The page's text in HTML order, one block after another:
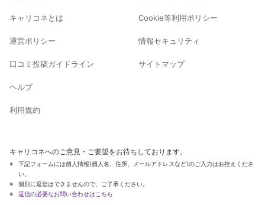
キャリコネとは
運営ポリシー
口コミ投稿ガイドライン
ヘルプ
利用規約
Cookie等利用ポリシー
情報セキュリティ
サイトマップ
キャリコネへのご意見・ご要望をお待ちしております。
下記フォームには個人情報(個人名、住所、メールアドレスなど)のご入力はお控えくださ
い。
個別に返信はできませんので、ご了承ください。
返信の必要なお問い合わせはこちら